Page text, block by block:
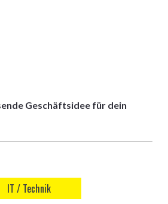
Geschäftsidee für dein
IT / Technik